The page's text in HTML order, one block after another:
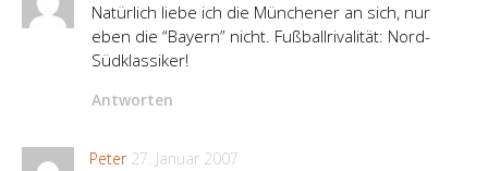
Natürlich liebe ich die Münchener an sich, nur
eben die “Bayern” nicht. Fußballrivalität: Nord-
Südklassiker!
Antworten
Peter 27. Januar 2007